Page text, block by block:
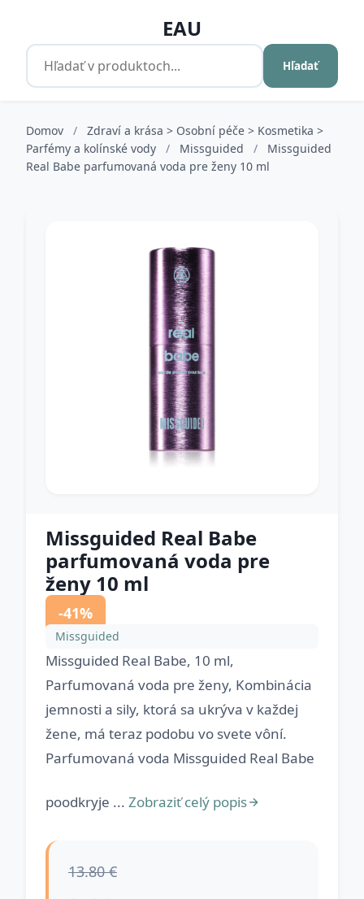
EAU
Hľadať
Domov /
Zdraví a krása > Osobní péče > Kosmetika >
Parfémy a kolínské vody
/ Missguided /
Missguided
Real Babe parfumovaná voda pre ženy 10 ml
Missguided Real Babe
parfumovaná voda pre
ženy 10 ml
-41%
Missguided
Missguided Real Babe, 10 ml,
Parfumovaná voda pre ženy, Kombinácia
jemnosti a sily, ktorá sa ukrýva v každej
žene, má teraz podobu vo svete vôní.
Parfumovaná voda Missguided Real Babe
poodkryje ... Zobraziť celý popis
13.80 €